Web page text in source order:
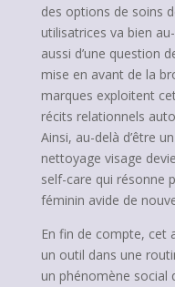
des options de soins
utilisatrices va bien
aussi d’une question
mise en avant de la
marques exploitent
récits relationnels
Ainsi, au-delà d’être
nettoyage visage
self-care qui résonne
féminin avide de
En fin de compte, cet
un outil dans une
un phénomène social